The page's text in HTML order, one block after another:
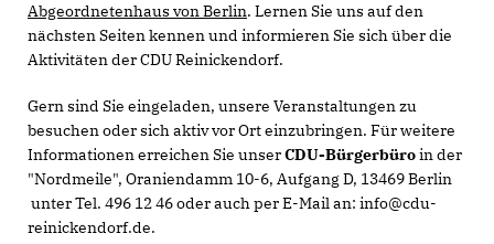
Abgeordnetenhaus von Berlin. Lernen Sie uns auf den
nächsten Seiten kennen und informieren Sie sich über die
Aktivitäten der CDU Reinickendorf.
Gern sind Sie eingeladen, unsere Veranstaltungen zu
besuchen oder sich aktiv vor Ort einzubringen. Für weitere
Informationen erreichen Sie unserCDU-Bürgerbüroin der
"Nordmeile", Oraniendamm 10-6, Aufgang D, 13469 Berlin
unter Tel. 496 12 46 oder auch per E-Mail an: info@cdu-
reinickendorf.de.